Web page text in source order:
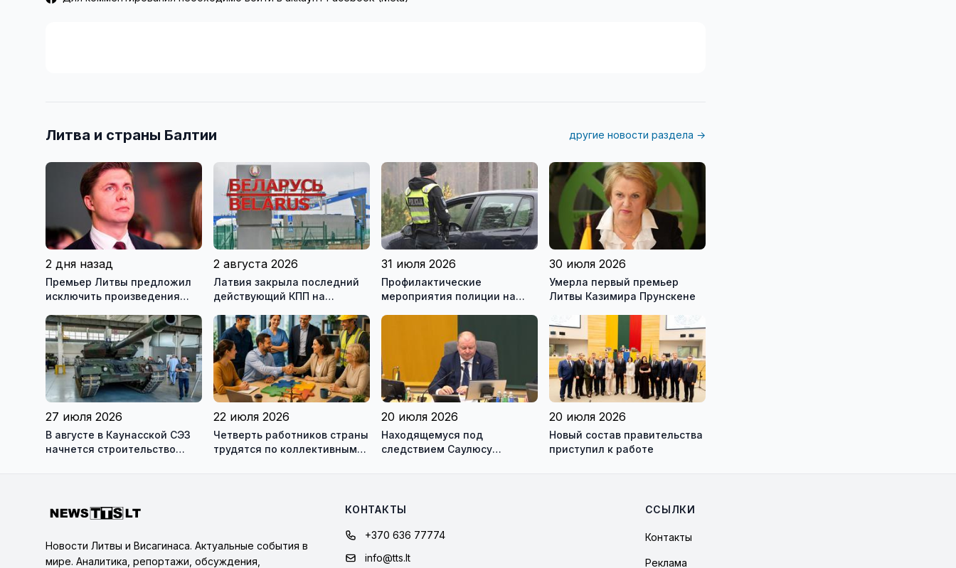
Литва и страны Балтии другие новости раздела →
2 дня назад
Премьер Литвы предложил
исключить произведения
рекомендуемой литературы
2 августа 2026
Латвия закрыла последний
действующий КПП на
31 июля 2026
Профилактические
мероприятия полиции на
30 июля 2026
Умерла первый премьер
Литвы Казимира Прунскене
27 июля 2026
В августе в Каунасской СЭЗ
начнется строительство
22 июля 2026
Четверть работников страны
трудятся по коллективным
20 июля 2026
Находящемуся под
следствием Саулюсу
20 июля 2026
Новый состав правительства
приступил к работе
Новости Литвы и Висагинаса. Актуальные события в
мире. Аналитика, репортажи, обсуждения,
КОНТАКТЫ
+370 636 77774
info@tts.lt
ССЫЛКИ
Контакты
Реклама